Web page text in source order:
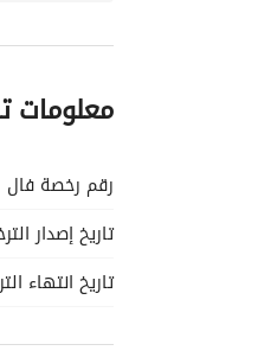
معلومات
رقم رخصة فال
تاريخ إصدار
تاريخ انتهاء